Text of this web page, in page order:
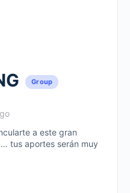
Group
a este gran
tus aportes serán muy